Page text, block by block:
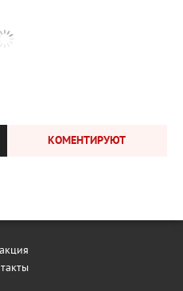
КОМЕНТИРУЮТ